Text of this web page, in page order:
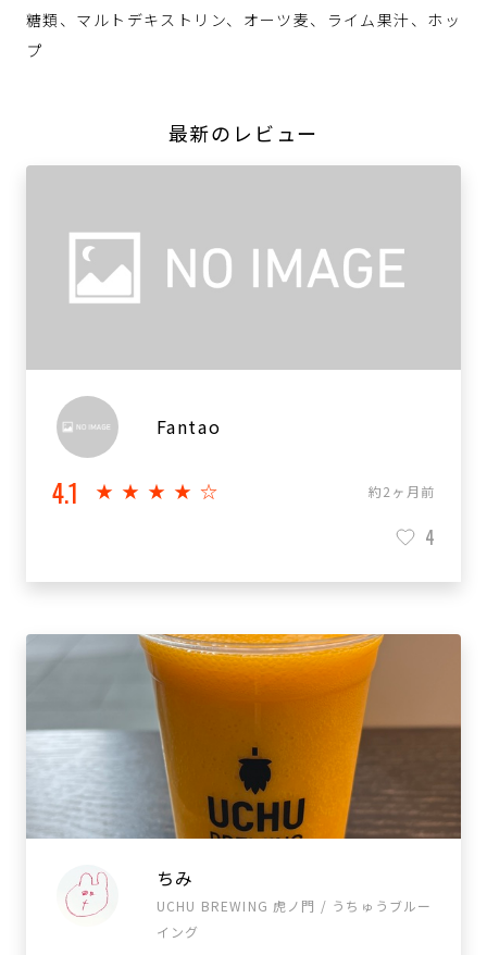
糖類、マルトデキストリン、オーツ麦、ライム果汁、ホッ
プ
最新のレビュー
Fantao
4.1 ★★★★☆ 約2ヶ月前
4
ちみ
UCHU BREWING 虎ノ門 / うちゅうブルー
イング